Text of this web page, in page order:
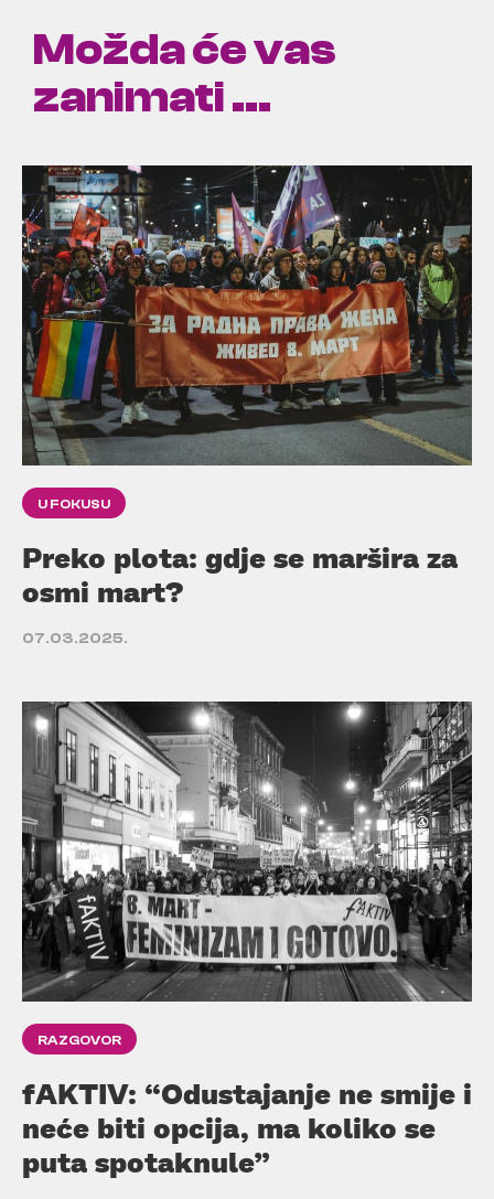
Možda će vas
zanimati ...
U FOKUSU
Preko plota: gdje se maršira za
osmi mart?
07.03.2025.
RAZGOVOR
fAKTIV: “Odustajanje ne smije i
neće biti opcija, ma koliko se
puta spotaknule”